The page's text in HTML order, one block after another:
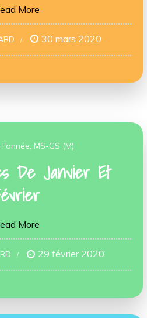
More
30 mars 2020
MS-GS (M)
De Janvier Et
More
29 février 2020